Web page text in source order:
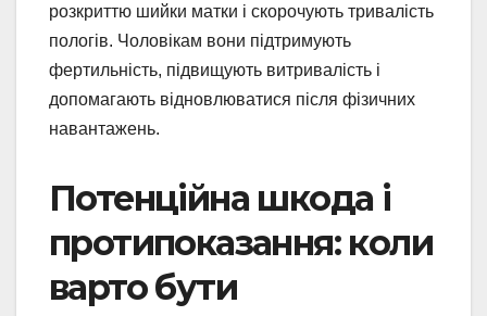
розкриттю шийки матки і скорочують тривалість
пологів. Чоловікам вони підтримують
фертильність, підвищують витривалість і
допомагають відновлюватися після фізичних
навантажень.
Потенційна шкода і
протипоказання: коли
варто бути